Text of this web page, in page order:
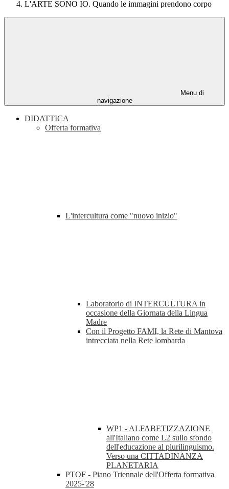
L'ARTE SONO IO. Quando le immagini prendono corpo
Menu di
navigazione
DIDATTICA
Offerta formativa
L'intercultura come "nuovo inizio"
Laboratorio di INTERCULTURA in
occasione della Giornata della Lingua
Madre
Con il Progetto FAMI, la Rete di Mantova
intrecciata nella Rete lombarda
WP1 - ALFABETIZZAZIONE
all'Italiano come L2 sullo sfondo
dell'educazione al plurilinguismo.
Verso una CITTADINANZA
PLANETARIA
PTOF - Piano Triennale dell'Offerta formativa
2025-'28